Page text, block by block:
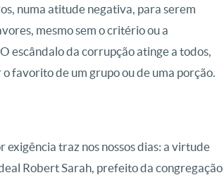
numa atitude negativa, para serem
mesmo sem o critério ou a
escândalo da corrupção atinge a todos,
favorito de um grupo ou de uma porção.
exigência traz nos nossos dias: a virtude
Robert Sarah, prefeito da congregação
R$ 42,41